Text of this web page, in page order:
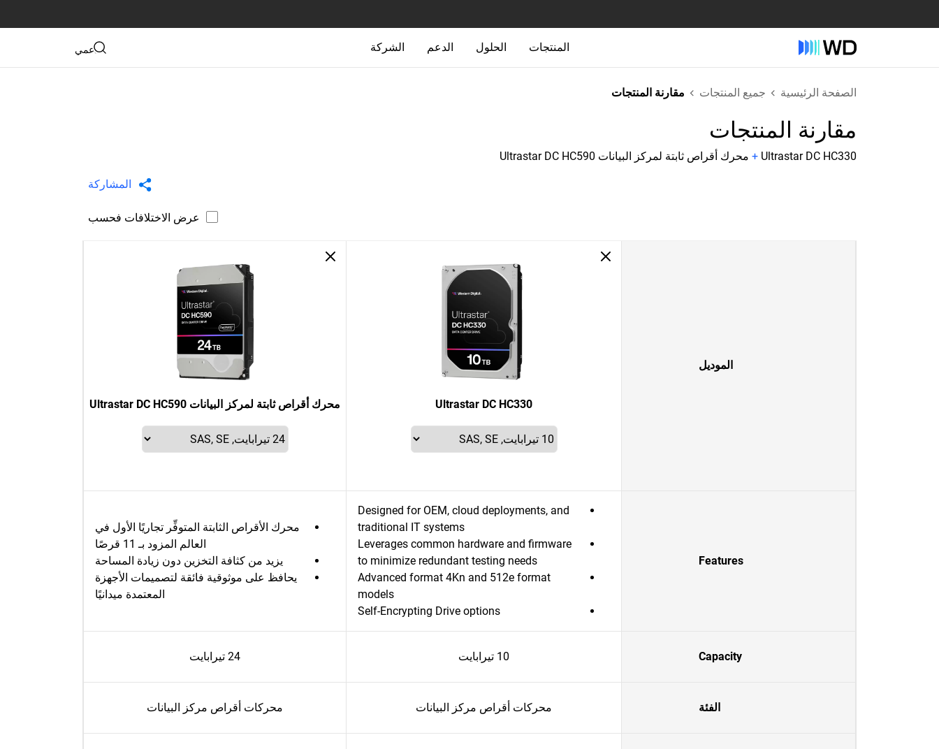
المنتجات الحلول الدعم الشركة دعمي
الصفحة الرئيسية جميع المنتجات مقارنة المنتجات
مقارنة المنتجات
Ultrastar DC HC330
+ محرك أقراص ثابتة لمركز البيانات Ultrastar DC HC590
المشاركة
عرض الاختلافات فحسب
الموديل
Ultrastar DC HC330 محرك أقراص ثابتة لمركز البيانات Ultrastar DC HC590
Features
Designed for OEM, cloud deployments, and
traditional IT systems
Leverages common hardware and firmware
to minimize redundant testing needs
Advanced format 4Kn and 512e format
models
Self-Encrypting Drive options
محرك الأقراص الثابتة المتوفِّر تجاريًا الأول في
العالم المزود بـ 11 قرصًا
يزيد من كثافة التخزين دون زيادة المساحة
يحافظ على موثوقية فائقة لتصميمات الأجهزة
المعتمدة ميدانيًا
Capacity 10 تيرابايت 24 تيرابايت
الفئة محركات أقراص مركز البيانات محركات أقراص مركز البيانات